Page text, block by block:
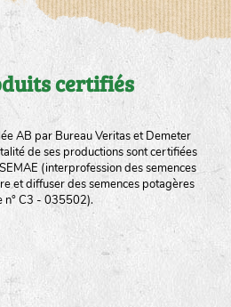
certifiés
AB par Bureau Veritas et Demeter
de ses productions sont certifiées
(interprofession des semences
et diffuser des semences potagères
n° C3 - 035502).